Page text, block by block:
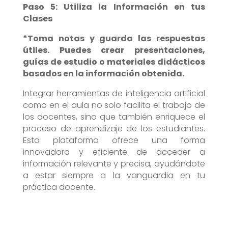
Paso 5: Utiliza la Información en tus
Clases
*Toma notas y guarda las respuestas
útiles. Puedes crear presentaciones,
guías de estudio o materiales didácticos
basados en la información obtenida.
Integrar herramientas de inteligencia artificial
como en el aula no solo facilita el trabajo de
los docentes, sino que también enriquece el
proceso de aprendizaje de los estudiantes.
Esta plataforma ofrece una forma
innovadora y eficiente de acceder a
información relevante y precisa, ayudándote
a estar siempre a la vanguardia en tu
práctica docente.